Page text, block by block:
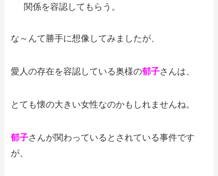
関係を容認してもらう。
な～んて勝手に想像してみましたが、
愛人の存在を容認している奥様の郁子さんは、
とても懐の大きい女性なのかもしれませんね。
郁子さんが関わっているとされている事件です
が、